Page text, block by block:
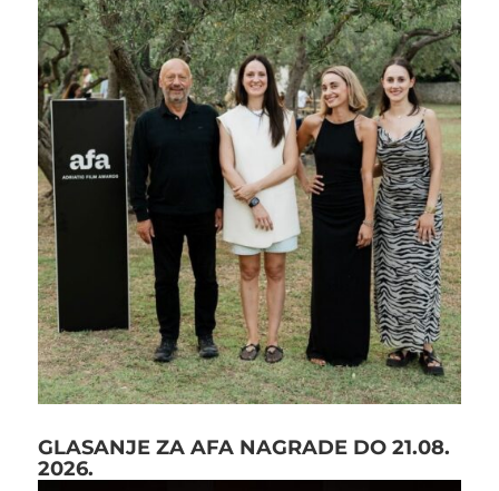
GLASANJE ZA AFA NAGRADE DO 21.08.
2026.